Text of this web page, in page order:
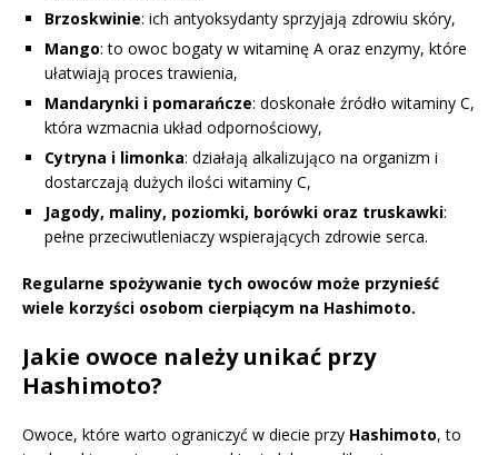
Brzoskwinie: ich antyoksydanty sprzyjają zdrowiu skóry,
Mango: to owoc bogaty w witaminę A oraz enzymy, które
ułatwiają proces trawienia,
Mandarynki i pomarańcze: doskonałe źródło witaminy C,
która wzmacnia układ odpornościowy,
Cytryna i limonka: działają alkalizująco na organizm i
dostarczają dużych ilości witaminy C,
Jagody, maliny, poziomki, borówki oraz truskawki:
pełne przeciwutleniaczy wspierających zdrowie serca.
Regularne spożywanie tych owoców może przynieść
wiele korzyści osobom cierpiącym na Hashimoto.
Jakie owoce należy unikać przy
Hashimoto?
Owoce, które warto ograniczyć w diecie przy Hashimoto, to